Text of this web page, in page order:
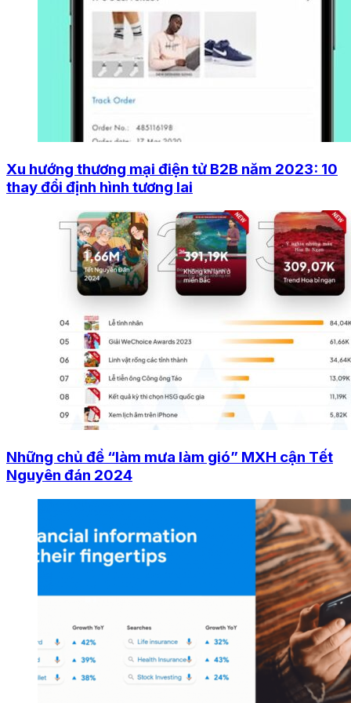
Xu hướng thương mại điện tử B2B năm 2023: 10
thay đổi định hình tương lai
Những chủ đề “làm mưa làm gió” MXH cận Tết
Nguyên đán 2024